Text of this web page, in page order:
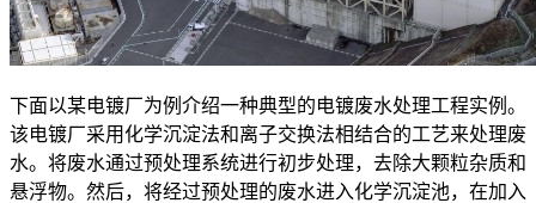
下面以某电镀厂为例介绍一种典型的电镀废水处理工程实例。
该电镀厂采用化学沉淀法和离子交换法相结合的工艺来处理废
水。将废水通过预处理系统进行初步处理，去除大颗粒杂质和
悬浮物。然后，将经过预处理的废水进入化学沉淀池，在加入